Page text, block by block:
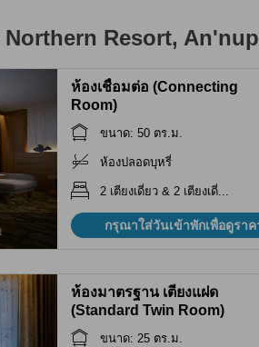
Northern Resort,
ห้องเชื่อมต่อ (Connecting
Room)
ขนาด: 50 ตร.ม.
ห้องปลอดบุหรี่
2 เตียงเดี่ยว & 2 เตียงเดี่...
กรุณาใส่วันเข้าพักเพื่อดูราค
ห้องมาตรฐาน เตียงแฝด
(Standard Twin Room)
ขนาด: 25 ตร.ม.